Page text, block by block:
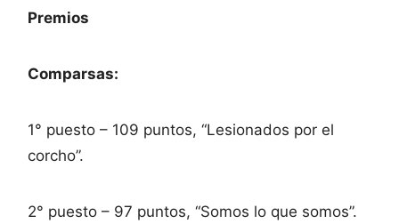
Premios
Comparsas:
1° puesto – 109 puntos, “Lesionados por el
corcho”.
2° puesto – 97 puntos, “Somos lo que somos”.